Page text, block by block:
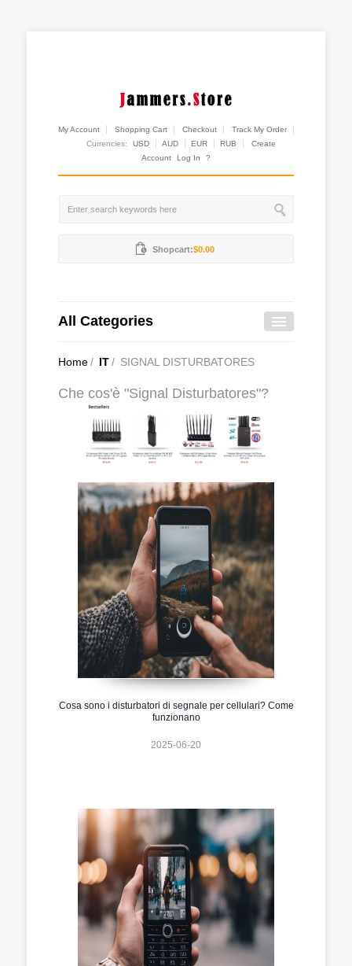
My Account Shopping Cart Checkout
Track My Order
Currencies:
USD AUD EUR RUB
Create
Account
Log In ?
Shopcart:$0.00
All Categories
Home/ IT/ SIGNAL DISTURBATORES
Che cos'è "Signal Disturbatores"?
Cosa sono i disturbatori di segnale per cellulari? Come
funzionano
2025-06-20